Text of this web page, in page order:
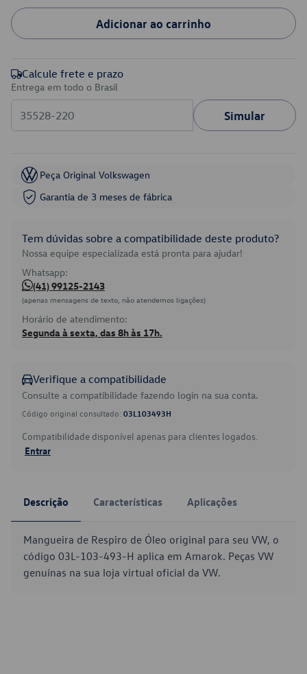
Adicionar ao carrinho
Calcule frete e prazo
Entrega em todo o Brasil
Simular
Peça Original Volkswagen
Garantia de 3 meses de fábrica
Tem dúvidas sobre a compatibilidade deste produto?
Nossa equipe especializada está pronta para ajudar!
Whatsapp:
(41) 99125-2143
(apenas mensagens de texto, não atendemos ligações)
Horário de atendimento:
Segunda à sexta, das 8h às 17h.
Verifique a compatibilidade
Consulte a compatibilidade fazendo login na sua conta.
Código original consultado: 03L103493H
Compatibilidade disponível apenas para clientes logados.
Entrar
Descrição Características Aplicações
Mangueira de Respiro de Óleo original para seu VW, o
código 03L-103-493-H aplica em Amarok. Peças VW
genuínas na sua loja virtual oficial da VW.